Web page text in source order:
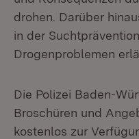
drohen. Darüber
in der
Drogenproblemen
Die Polizei Baden-
Broschüren und
kostenlos zur